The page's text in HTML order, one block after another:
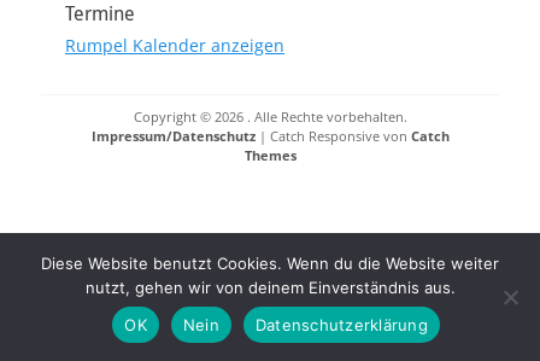
Termine
Rumpel Kalender anzeigen
Copyright © 2026 . Alle Rechte vorbehalten.
Impressum/Datenschutz| Catch Responsive von Catch
Themes
Diese Website benutzt Cookies. Wenn du die Website weiter
nutzt, gehen wir von deinem Einverständnis aus.
OK
Nein Datenschutzerklärung